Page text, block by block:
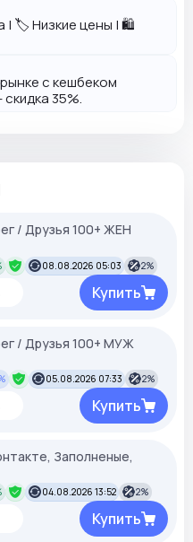
| 🏷️ Низкие цены | 🛍️
с кешбеком
скидка 35%.
/ Друзья 100+ ЖЕН
08.08.2026 05:03 2%
Купить
/ Друзья 100+ МУЖ
05.08.2026 07:33 2%
Купить
Заполненые,
04.08.2026 13:52 2%
Купить